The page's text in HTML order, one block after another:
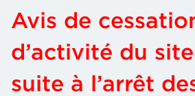
Avis de
d’activité du
suite à l’arrêt